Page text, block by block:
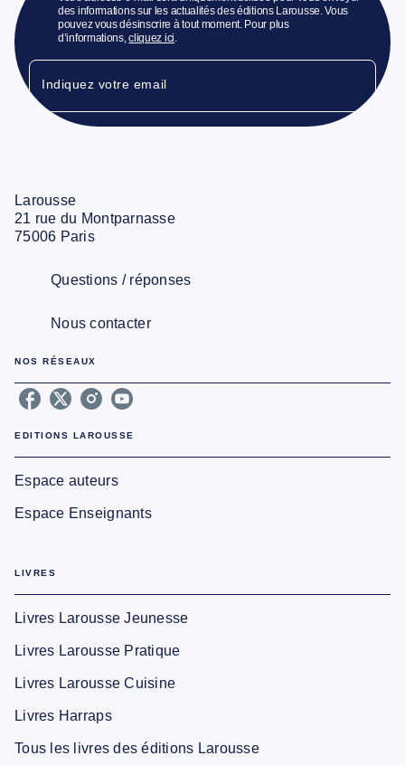
des informations sur les actualités des éditions Larousse. Vous
pouvez vous désinscrire à tout moment. Pour plus
d’informations,cliquez ici.
Indiquez votre email
Larousse
21 rue du Montparnasse
75006 Paris
Questions / réponses
Nous contacter
NOS RÉSEAUX
EDITIONS LAROUSSE
Espace auteurs
Espace Enseignants
LIVRES
Livres Larousse Jeunesse
Livres Larousse Pratique
Livres Larousse Cuisine
Livres Harraps
Tous les livres des éditions Larousse